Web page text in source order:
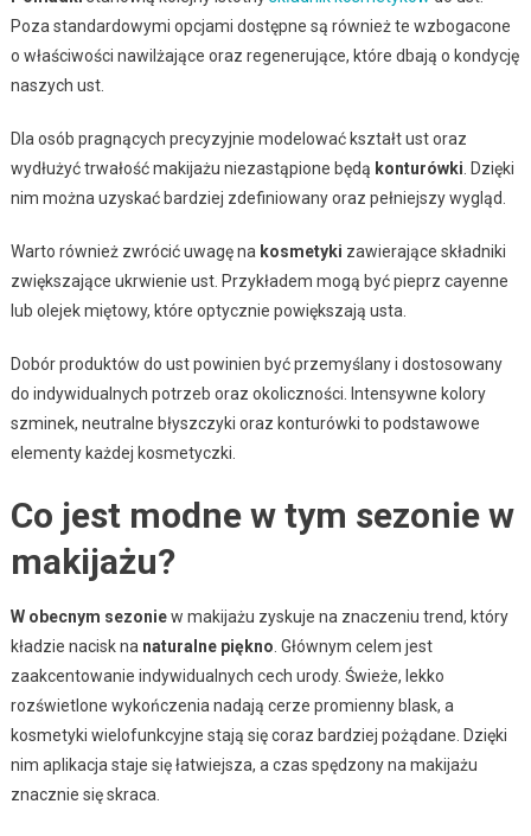
Poza standardowymi opcjami dostępne są również te wzbogacone
o właściwości nawilżające oraz regenerujące, które dbają o kondycję
naszych ust.
Dla osób pragnących precyzyjnie modelować kształt ust oraz
wydłużyć trwałość makijażu niezastąpione będą konturówki . Dzięki
nim można uzyskać bardziej zdefiniowany oraz pełniejszy wygląd.
Warto również zwrócić uwagę na kosmetyki zawierające składniki
zwiększające ukrwienie ust. Przykładem mogą być pieprz cayenne
lub olejek miętowy, które optycznie powiększają usta.
Dobór produktów do ust powinien być przemyślany i dostosowany
do indywidualnych potrzeb oraz okoliczności. Intensywne kolory
szminek, neutralne błyszczyki oraz konturówki to podstawowe
elementy każdej kosmetyczki.
Co jest modne w tym sezonie w
makijażu?
W obecnym sezoniew makijażu zyskuje na znaczeniu trend, który
kładzie nacisk na naturalne piękno . Głównym celem jest
zaakcentowanie indywidualnych cech urody. Świeże, lekko
rozświetlone wykończenia nadają cerze promienny blask, a
kosmetyki wielofunkcyjne stają się coraz bardziej pożądane. Dzięki
nim aplikacja staje się łatwiejsza, a czas spędzony na makijażu
znacznie się skraca.